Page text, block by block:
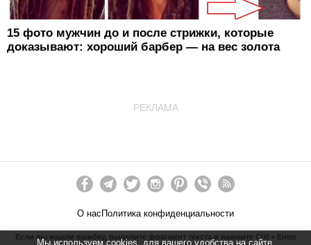
Мы используем cookies, для вашего удобства на сайте.
15 фото мужчин до и после стрижки, которые
доказывают: хороший барбер — на вес золота
РЕКЛАМА
О нас Политика конфиденциальности
Если вы нашли ошибку, выделите фрагмент текста и нажмите Ctrl + Enter